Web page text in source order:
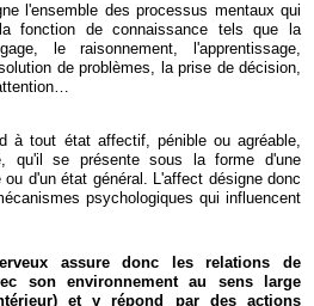
l'ensemble des processus mentaux qui
fonction de connaissance tels que la
le raisonnement, l'apprentissage,
de problèmes, la prise de décision,
à tout état affectif, pénible ou agréable,
qu'il se présente sous la forme d'une
d'un état général. L'affect désigne donc
psychologiques qui influencent
assure donc les relations de
son environnement au sens large
et y répond par des actions